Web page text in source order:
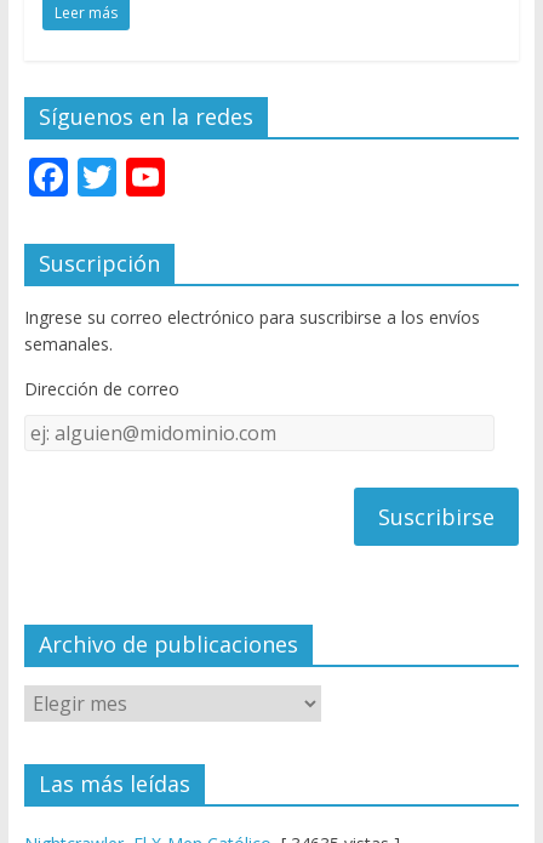
Leer más
Síguenos en la redes
F
e
b
o
o
k
T
itt
er
Y
u
T
u
e
C
el
Suscripción
Ingrese su correo electrónico para suscribirse a los envíos
semanales.
Dirección de correo
Dirección
de
Archivo de publicaciones
Las más leídas